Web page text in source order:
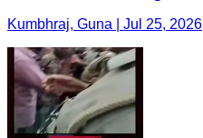
Kumbhraj, Guna | Jul 25, 2026